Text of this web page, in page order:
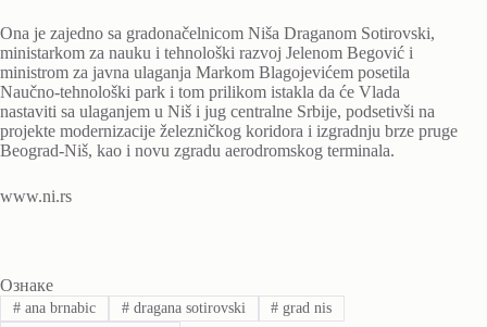
Ona je zajedno sa gradonačelnicom Niša Draganom Sotirovski,
ministarkom za nauku i tehnološki razvoj Jelenom Begović i
ministrom za javna ulaganja Markom Blagojevićem posetila
Naučno-tehnološki park i tom prilikom istakla da će Vlada
nastaviti sa ulaganjem u Niš i jug centralne Srbije, podsetivši na
projekte modernizacije železničkog koridora i izgradnju brze pruge
Beograd-Niš, kao i novu zgradu aerodromskog terminala.
www.ni.rs
Ознаке
#ana brnabic #dragana sotirovski # grad nis